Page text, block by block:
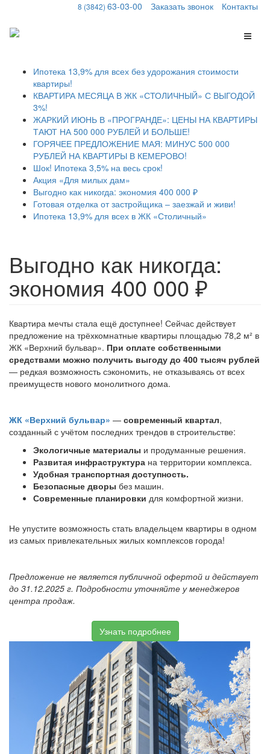
8 (3842) 63-03-00 Заказать звонок Контакты
Меню
Ипотека 13,9% для всех без удорожания стоимости
квартиры!
КВАРТИРА МЕСЯЦА В ЖК «СТОЛИЧНЫЙ» С ВЫГОДОЙ
3%!
ЖАРКИЙ ИЮНЬ В «ПРОГРАНДЕ»: ЦЕНЫ НА КВАРТИРЫ
ТАЮТ НА 500 000 РУБЛЕЙ И БОЛЬШЕ!
ГОРЯЧЕЕ ПРЕДЛОЖЕНИЕ МАЯ: МИНУС 500 000
РУБЛЕЙ НА КВАРТИРЫ В КЕМЕРОВО!
Шок! Ипотека 3,5% на весь срок!
Акция «Для милых дам»
Выгодно как никогда: экономия 400 000 ₽
Готовая отделка от застройщика – заезжай и живи!
Ипотека 13,9% для всех в ЖК «Столичный»
Выгодно как никогда:
экономия 400 000 ₽
Квартира мечты стала ещё доступнее! Сейчас действует
предложение на трёхкомнатные квартиры площадью 78,2 м² в
ЖК «Верхний бульвар». При оплате собственными
средствами можно получить выгоду до 400 тысяч рублей
— редкая возможность сэкономить, не отказываясь от всех
преимуществ нового монолитного дома.
ЖК «Верхний бульвар» — современный квартал,
созданный с учётом последних трендов в строительстве:
Экологичные материалы и продуманные решения.
Развитая инфраструктура на территории комплекса.
Удобная транспортная доступность.
Безопасные дворы без машин.
Современные планировки для комфортной жизни.
Не упустите возможность стать владельцем квартиры в одном
из самых привлекательных жилых комплексов города!
Предложение не является публичной офертой и действует
до 31.12.2025 г. Подробности уточняйте у менеджеров
центра продаж.
Узнать подробнее